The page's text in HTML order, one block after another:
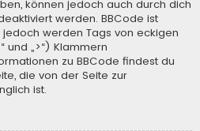
können jedoch auch durch dich
werden. BBCode ist
jedoch werden Tags von eckigen
und „>“) Klammern
zu BBCode findest du
die von der Seite zur
ist.